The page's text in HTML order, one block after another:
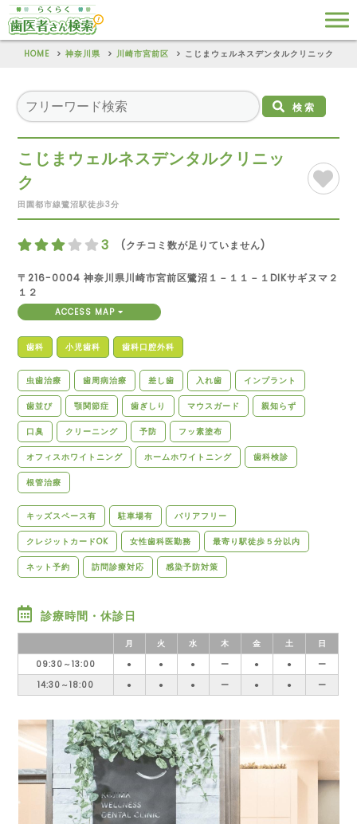
HOME 神奈川県 川崎市宮前区 こじまウェルネスデンタルクリニック
検索
こじまウェルネスデンタルクリニッ
ク
田園都市線鷺沼駅徒歩3分
3 (クチコミ数が足りていません)
〒216-0004 神奈川県川崎市宮前区鷺沼１－１１－１DIKサギヌマ２
１２
ACCESS MAP
歯科 小児歯科 歯科口腔外科
虫歯治療 歯周病治療 差し歯 入れ歯 インプラント
歯並び 顎関節症 歯ぎしり マウスガード 親知らず
口臭 クリーニング 予防 フッ素塗布
オフィスホワイトニング ホームホワイトニング 歯科検診
根管治療
キッズスペース有 駐車場有 バリアフリー
クレジットカードOK 女性歯科医勤務 最寄り駅徒歩５分以内
ネット予約 訪問診療対応 感染予防対策
診療時間・休診日
月 火 水 木 金 土
日
09:30～13:00
● ● ● ー ● ●
ー
14:30～18:00
● ● ● ー ● ● ー